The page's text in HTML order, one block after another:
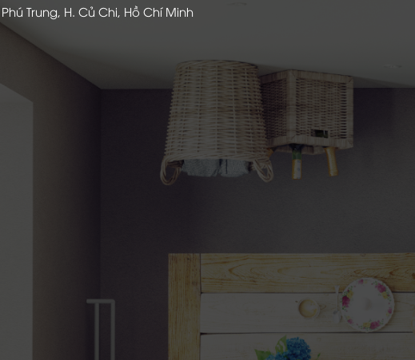
Trung, H. Củ Chi, Hồ Chí Minh